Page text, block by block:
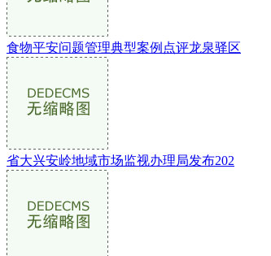
食物平安问题管理典型案例点评龙泉驿区
省大兴安岭地域市场监视办理局发布202